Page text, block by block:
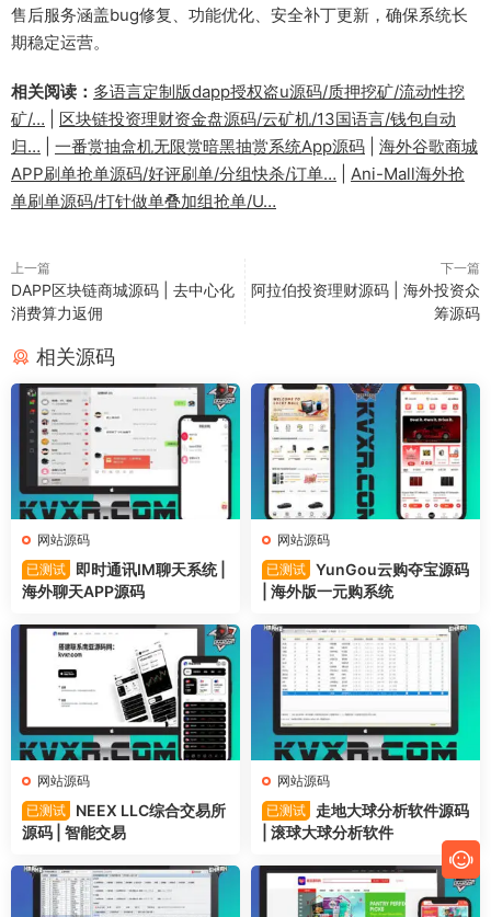
售后服务涵盖bug修复、功能优化、安全补丁更新，确保系统长
期稳定运营。
相关阅读： 多语言定制版dapp授权盗u源码/质押挖矿/流动性挖
矿/…
区块链投资理财资金盘源码/云矿机/13国语言/钱包自动
归…
一番赏抽盒机无限赏暗黑抽赏系统App源码
海外谷歌商城
APP刷单抢单源码/好评刷单/分组快杀/订单…
Ani-Mall海外抢
单刷单源码/打针做单叠加组抢单/U…
上一篇
DAPP区块链商城源码 | 去中心化
消费算力返佣
下一篇
阿拉伯投资理财源码 | 海外投资众
筹源码
相关源码
网站源码
已测试
即时通讯IM聊天系统 |
海外聊天APP源码
网站源码
已测试 YunGou云购夺宝源码
| 海外版一元购系统
网站源码
已测试
NEEX LLC综合交易所
源码 | 智能交易
网站源码
已测试
走地大球分析软件源码
| 滚球大球分析软件